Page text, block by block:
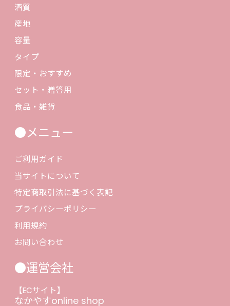
酒質
産地
容量
タイプ
限定・おすすめ
セット・贈答用
食品・雑貨
●メニュー
ご利用ガイド
当サイトについて
特定商取引法に基づく表記
プライバシーポリシー
利用規約
お問い合わせ
●運営会社
【ECサイト】
なかやすonline shop